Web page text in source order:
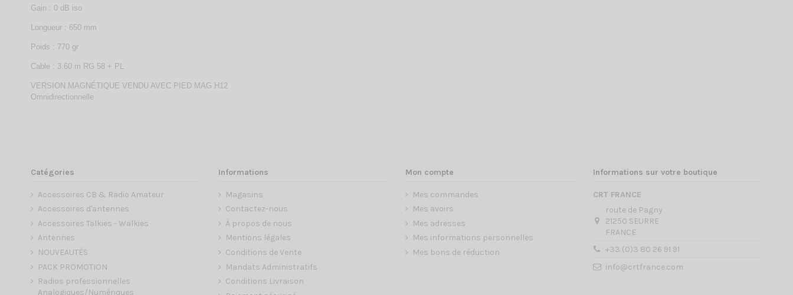
Gain : 0 dB iso
Longueur : 650 mm
Poids : 770 gr
Cable : 3.60 m RG 58 + PL
VERSION MAGNÉTIQUE VENDU AVEC PIED MAG H12
Omnidirectionnelle
Catégories
Accessoires CB & Radio Amateur
Accessoires d'antennes
Accessoires Talkies - Walkies
Antennes
NOUVEAUTÉS
PACK PROMOTION
Radios professionnelles
Analogiques/Numériques
Informations
Magasins
Contactez-nous
À propos de nous
Mentions légales
Conditions de Vente
Mandats Administratifs
Conditions Livraison
Mon compte
Mes commandes
Mes avoirs
Mes adresses
Mes informations personnelles
Mes bons de réduction
Informations sur votre boutique
CRT FRANCE
route de Pagny
21250 SEURRE
FRANCE
+33 (0)3 80 26 91 91
info@crtfrance.com